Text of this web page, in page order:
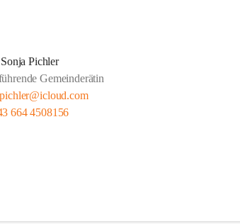
Sonja Pichler
Gemeinderätin
664 4508156